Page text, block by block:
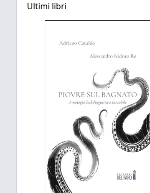
Ultimi libri